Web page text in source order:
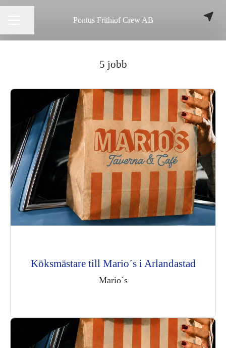
Pontus Frithiof Crew AB
5 jobb
Köksmästare till Mario´s i Arlandastad
Mario´s